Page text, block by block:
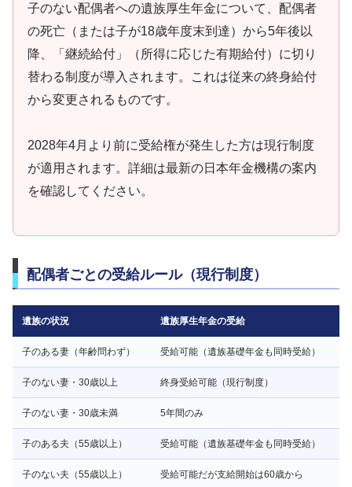
子のない配偶者への遺族厚生年金について、配偶者
の死亡（または子が18歳年度末到達）から5年後以
降、「継続給付」（所得に応じた有期給付）に切り
替わる制度が導入されます。これは従来の終身給付
から変更されるものです。
2028年4月より前に受給権が発生した方は現行制度
が適用されます。詳細は最新の日本年金機構の案内
を確認してください。
配偶者ごとの受給ルール（現行制度）
遺族の状況 遺族厚生年金の受給
子のある妻（年齢問わず） 受給可能（遺族基礎年金も同時受給）
子のない妻・30歳以上 終身受給可能（現行制度）
子のない妻・30歳未満 5年間のみ
子のある夫（55歳以上） 受給可能（遺族基礎年金も同時受給）
子のない夫（55歳以上） 受給可能だが支給開始は60歳から